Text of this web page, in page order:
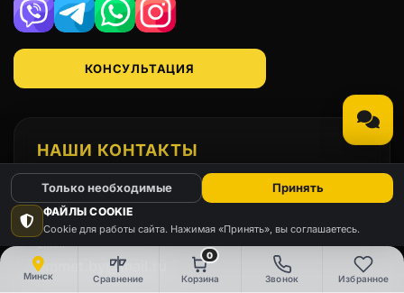
Минск Сравнение
0
Корзина Звонок Избранное
Viber TelegramWhatsAppInstagram
КОНСУЛЬТАЦИЯ
НАШИ КОНТАКТЫ
Телефон
+375(29)666-91-98
Email
emmet.by@mail.ru
ФАЙЛЫ COOKIE
Cookie для работы сайта. Нажимая «Принять», вы соглашаетесь.
Только необходимые Принять